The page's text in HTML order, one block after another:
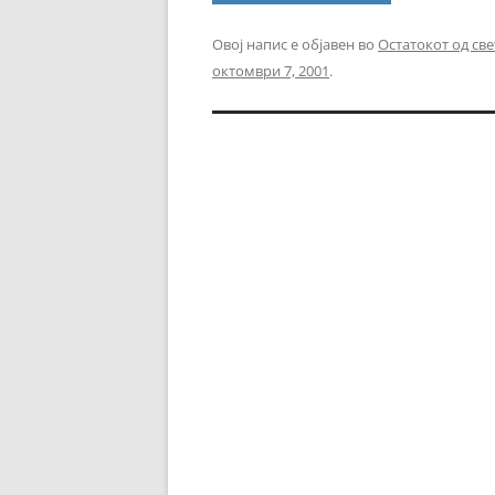
Овој напис е објавен во Остатокот од
октомври 7, 2001.